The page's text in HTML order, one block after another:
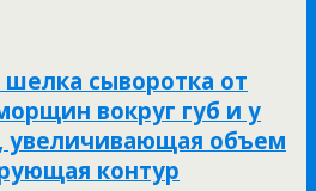
шелка сыворотка от
вокруг губ и у
увеличивающая объем
контур